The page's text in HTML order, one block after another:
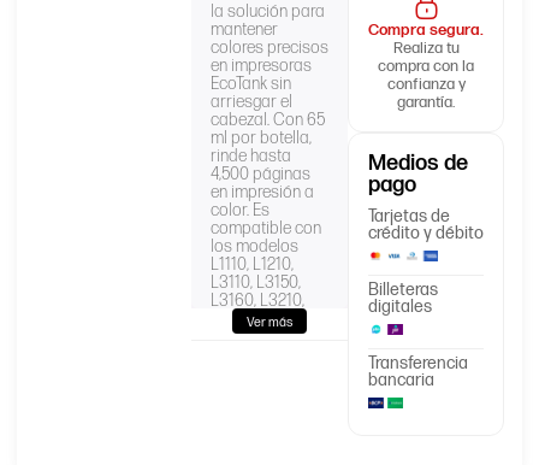
la solución para
mantener
colores precisos
en impresoras
EcoTank sin
arriesgar el
cabezal. Con 65
ml por botella,
rinde hasta
4,500 páginas
en impresión a
color. Es
compatible con
los modelos
L1110, L1210,
L3110, L3150,
L3160, L3210,
L3250, L3260,
L5190 y L5290.
Ver más
Compra segura.
Realiza tu
compra con la
confianza y
garantía.
Medios de
pago
Tarjetas de
crédito y débito
Billeteras
digitales
Transferencia
bancaria